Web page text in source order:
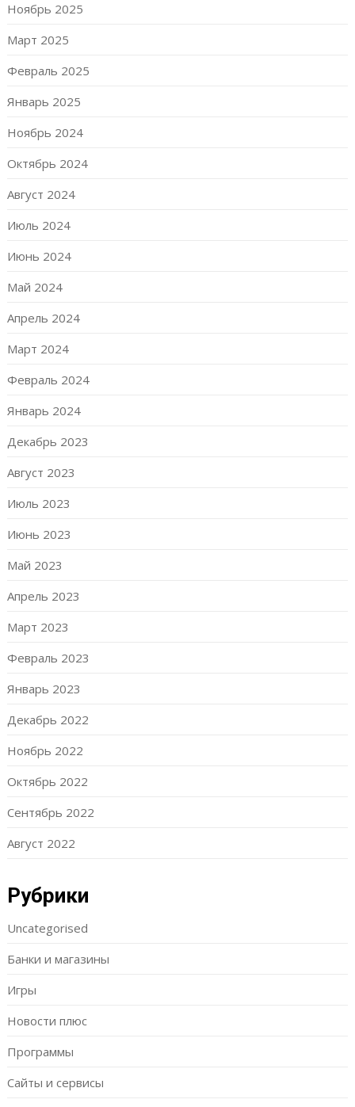
Ноябрь 2025
Март 2025
Февраль 2025
Январь 2025
Ноябрь 2024
Октябрь 2024
Август 2024
Июль 2024
Июнь 2024
Май 2024
Апрель 2024
Март 2024
Февраль 2024
Январь 2024
Декабрь 2023
Август 2023
Июль 2023
Июнь 2023
Май 2023
Апрель 2023
Март 2023
Февраль 2023
Январь 2023
Декабрь 2022
Ноябрь 2022
Октябрь 2022
Сентябрь 2022
Август 2022
Рубрики
Uncategorised
Банки и магазины
Игры
Новости плюс
Программы
Сайты и сервисы